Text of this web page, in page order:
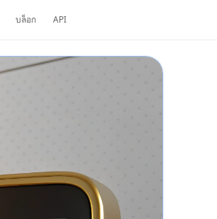
บล็อก API